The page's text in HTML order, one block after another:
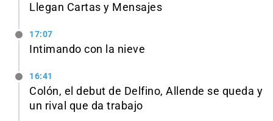
Llegan Cartas y Mensajes
17:07
Intimando con la nieve
16:41
Colón, el debut de Delfino, Allende se queda y
un rival que da trabajo